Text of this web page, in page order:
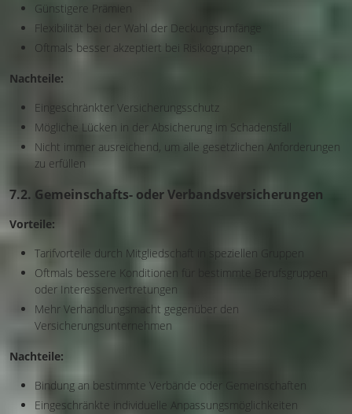
Günstigere Prämien
Flexibilität bei der Wahl der Deckungsumfänge
Oftmals besser akzeptiert bei Risikogruppen
Nachteile:
Eingeschränkter Versicherungsschutz
Mögliche Lücken in der Absicherung im Schadensfall
Nicht immer ausreichend, um alle gesetzlichen Anforderungen
zu erfüllen
7.2. Gemeinschafts- oder Verbandsversicherungen
Vorteile:
Tarifvorteile durch Mitgliedschaft in speziellen Gruppen
Oftmals bessere Konditionen für bestimmte Berufsgruppen
oder Interessenvertretungen
Mehr Verhandlungsmacht gegenüber den
Versicherungsunternehmen
Nachteile:
Bindung an bestimmte Verbände oder Gemeinschaften
Eingeschränkte individuelle Anpassungsmöglichkeiten